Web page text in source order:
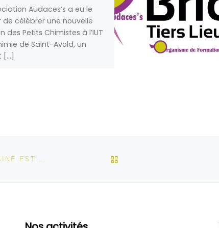
Audaces’s a eu le
de célébrer une nouvelle
des Petits Chimistes à l’IUT
de Saint-Avold, un
[…]
MOSELLEENFANT DE FOLSCHVILLER, KARIM SEKHAINE EST UN AMBASSADEUR DU VIVRE ENSEMBLE